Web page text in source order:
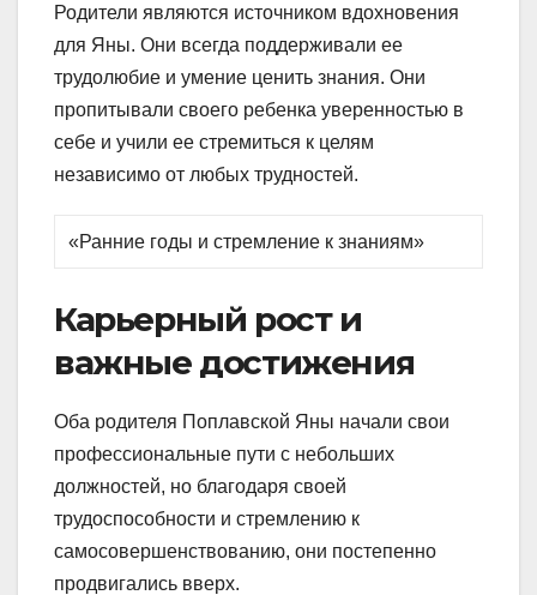
Родители являются источником вдохновения
для Яны. Они всегда поддерживали ее
трудолюбие и умение ценить знания. Они
пропитывали своего ребенка уверенностью в
себе и учили ее стремиться к целям
независимо от любых трудностей.
«Ранние годы и стремление к знаниям»
Карьерный рост и
важные достижения
Оба родителя Поплавской Яны начали свои
профессиональные пути с небольших
должностей, но благодаря своей
трудоспособности и стремлению к
самосовершенствованию, они постепенно
продвигались вверх.